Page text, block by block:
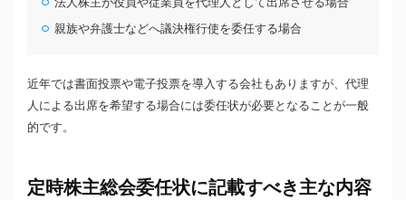
親族や弁護士などへ議決権行使を委任する場合
近年では書面投票や電子投票を導入する会社もありますが、代理
人による出席を希望する場合には委任状が必要となることが一般
的です。
定時株主総会委任状に記載すべき主な内容